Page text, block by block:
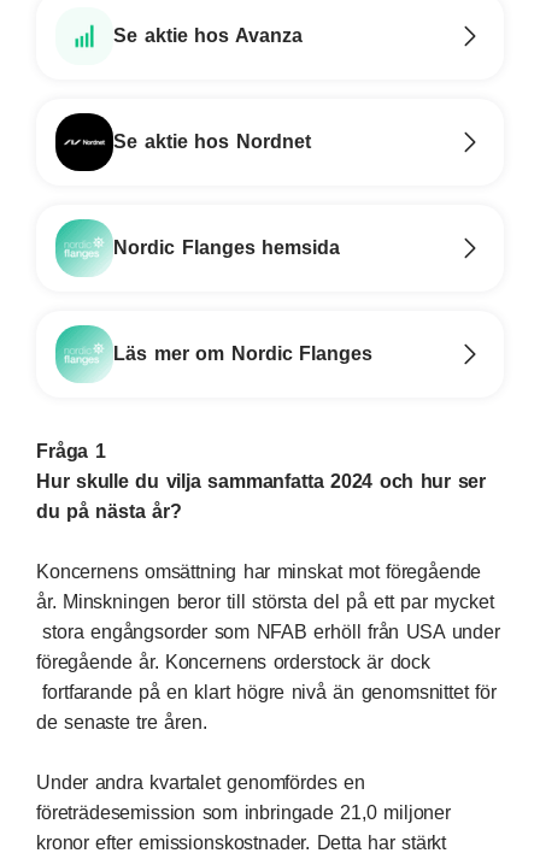
Se aktie hos Avanza
Se aktie hos Nordnet
Nordic Flanges hemsida
Läs mer om Nordic Flanges
Fråga 1
Hur skulle du vilja sammanfatta 2024 och hur ser
du på nästa år?
Koncernens omsättning har minskat mot föregående
år. Minskningen beror till största del på ett par mycket
stora engångsorder som NFAB erhöll från USA under
föregående år. Koncernens orderstock är dock
fortfarande på en klart högre nivå än genomsnittet för
de senaste tre åren.
Under andra kvartalet genomfördes en
företrädesemission som inbringade 21,0 miljoner
kronor efter emissionskostnader. Detta har stärkt